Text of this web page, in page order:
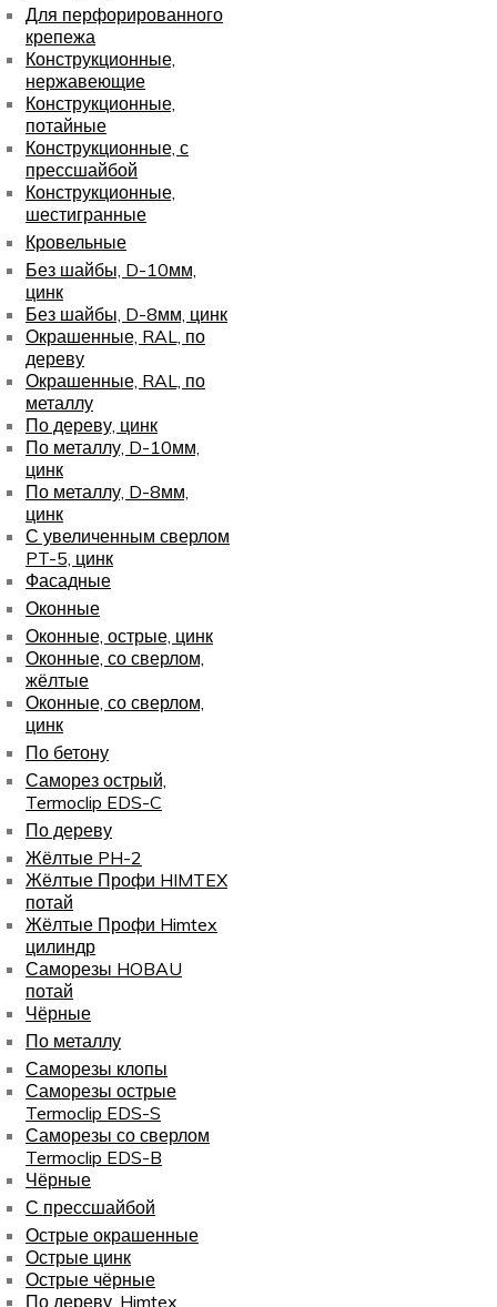
Для перфорированного
крепежа
Конструкционные,
нержавеющие
Конструкционные,
потайные
Конструкционные, с
прессшайбой
Конструкционные,
шестигранные
Кровельные
Без шайбы, D-10мм,
цинк
Без шайбы, D-8мм, цинк
Окрашенные, RAL, по
дереву
Окрашенные, RAL, по
металлу
По дереву, цинк
По металлу, D-10мм,
цинк
По металлу, D-8мм,
цинк
С увеличенным сверлом
PT-5, цинк
Фасадные
Оконные
Оконные, острые, цинк
Оконные, со сверлом,
жёлтые
Оконные, со сверлом,
цинк
По бетону
Саморез острый,
Termoclip EDS-C
По дереву
Жёлтые PH-2
Жёлтые Профи HIMTEX
потай
Жёлтые Профи Himtex
цилиндр
Саморезы HOBAU
потай
Чёрные
По металлу
Саморезы клопы
Саморезы острые
Termoclip EDS-S
Саморезы со сверлом
Termoclip EDS-B
Чёрные
С прессшайбой
Острые окрашенные
Острые цинк
Острые чёрные
По дереву, Himtex